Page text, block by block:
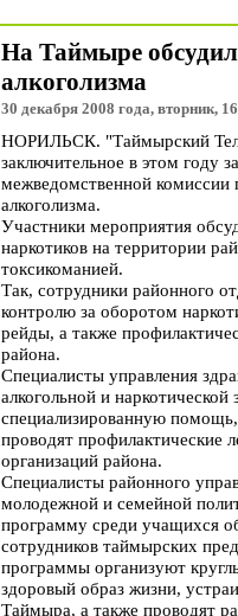
На Таймыре
алкоголизма
30 декабря 2008 года, вторник,
НОРИЛЬСК. "Таймырский
заключительное в этом году
межведомственной комиссии
алкоголизма.
Участники мероприятия
наркотиков на территории
токсикоманией.
Так, сотрудники районного
контролю за оборотом
рейды, а также
района.
Специалисты управления
алкогольной и
специализированную
проводят профилактические
организаций района.
Специалисты районного
молодежной и семейной
программу среди учащихся
сотрудников таймырских
программы организуют
здоровый образ жизни,
Таймыра, а также проводят